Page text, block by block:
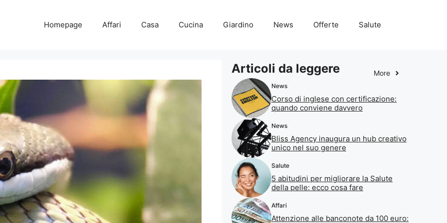
Homepage Affari Casa Cucina Giardino News Offerte Salute
Articoli da leggere More
News
Corso di inglese con certificazione:
quando conviene davvero
News
Bliss Agency inaugura un hub creativo
unico nel suo genere
Salute
5 abitudini per migliorare la Salute
della pelle: ecco cosa fare
Affari
Attenzione alle banconote da 100 euro: